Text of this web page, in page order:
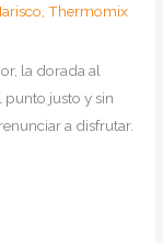
,Thermomix
la dorada al
justo y sin
a disfrutar.